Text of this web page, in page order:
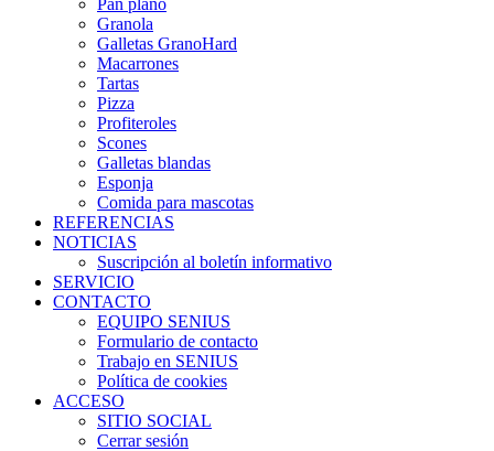
Pan plano
Granola
Galletas GranoHard
Macarrones
Tartas
Pizza
Profiteroles
Scones
Galletas blandas
Esponja
Comida para mascotas
REFERENCIAS
NOTICIAS
Suscripción al boletín informativo
SERVICIO
CONTACTO
EQUIPO SENIUS
Formulario de contacto
Trabajo en SENIUS
Política de cookies
ACCESO
SITIO SOCIAL
Cerrar sesión